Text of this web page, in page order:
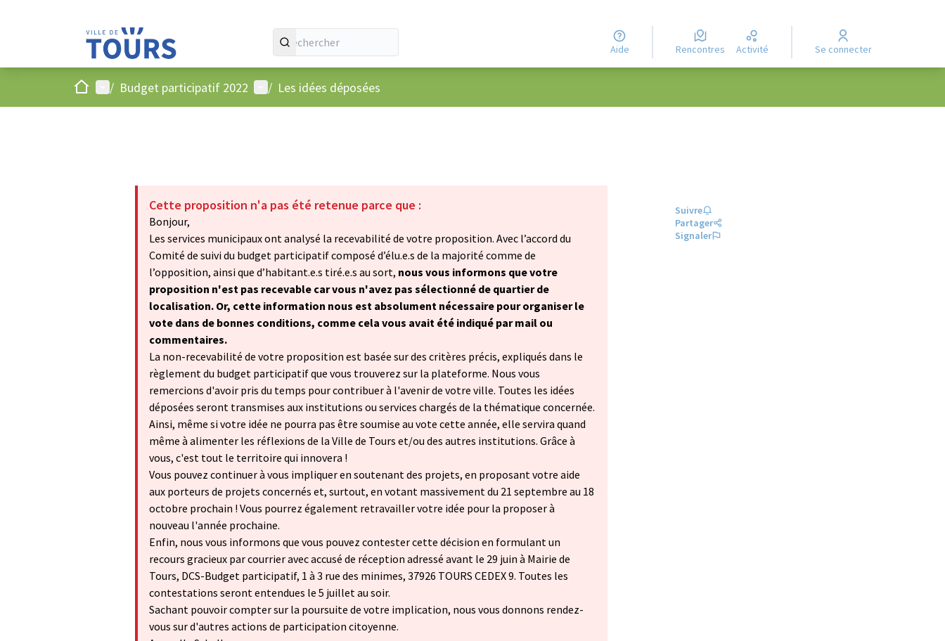
Aide Rencontres Activité Se connecter
AccueilMenu principal
/ Budget participatif 2022 Menu utilisateur
/ Les idées déposées
Cette proposition n'a pas été retenue parce que :
Bonjour,
Les services municipaux ont analysé la recevabilité de votre proposition. Avec l’accord du
Comité de suivi du budget participatif composé d’élu.e.s de la majorité comme de
l’opposition, ainsi que d’habitant.e.s tiré.e.s au sort, nous vous informons que votre
proposition n'est pas recevable car vous n'avez pas sélectionné de quartier de
localisation. Or, cette information nous est absolument nécessaire pour organiser le
vote dans de bonnes conditions, comme cela vous avait été indiqué par mail ou
commentaires.
La non-recevabilité de votre proposition est basée sur des critères précis, expliqués dans le
règlement du budget participatif que vous trouverez sur la plateforme. Nous vous
remercions d'avoir pris du temps pour contribuer à l'avenir de votre ville. Toutes les idées
déposées seront transmises aux institutions ou services chargés de la thématique concernée.
Ainsi, même si votre idée ne pourra pas être soumise au vote cette année, elle servira quand
même à alimenter les réflexions de la Ville de Tours et/ou des autres institutions. Grâce à
vous, c'est tout le territoire qui innovera !
Vous pouvez continuer à vous impliquer en soutenant des projets, en proposant votre aide
aux porteurs de projets concernés et, surtout, en votant massivement du 21 septembre au 18
octobre prochain ! Vous pourrez également retravailler votre idée pour la proposer à
nouveau l'année prochaine.
Enfin, nous vous informons que vous pouvez contester cette décision en formulant un
recours gracieux par courrier avec accusé de réception adressé avant le 29 juin à Mairie de
Tours, DCS-Budget participatif, 1 à 3 rue des minimes, 37926 TOURS CEDEX 9. Toutes les
contestations seront entendues le 5 juillet au soir.
Sachant pouvoir compter sur la poursuite de votre implication, nous vous donnons rendez-
vous sur d'autres actions de participation citoyenne.
Suivre
Partager
Signaler